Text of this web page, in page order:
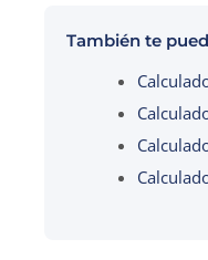
También te